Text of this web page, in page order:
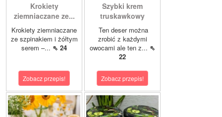
Krokiety
ziemniaczane ze...
Krokiety ziemniaczane
ze szpinakiem i żółtym
serem –... ⇖ 24
Zobacz przepis!
Szybki krem
truskawkowy
Ten deser można
zrobić z każdymi
owocami ale ten z... ⇖
22
Zobacz przepis!